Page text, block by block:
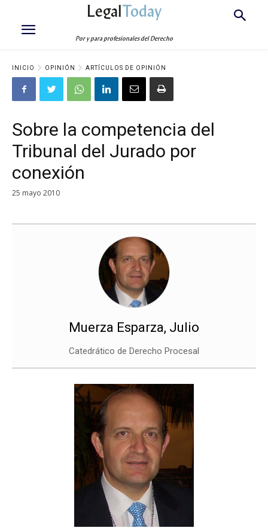
LegalToday
Por y para profesionales del Derecho
INICIO OPINIÓN ARTÍCULOS DE OPINIÓN
Sobre la competencia del
Tribunal del Jurado por
conexión
25 mayo 2010
Muerza Esparza, Julio
Catedrático de Derecho Procesal